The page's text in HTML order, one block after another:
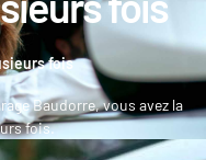
fois
Baudorre, vous avez la
fois.